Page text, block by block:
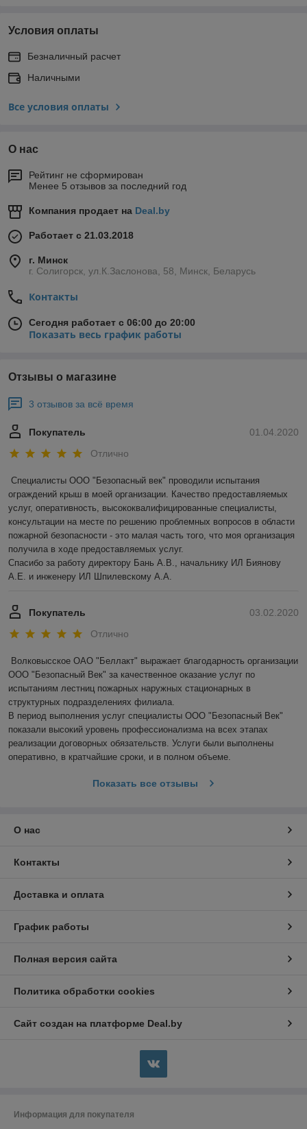
Условия оплаты
Безналичный расчет
Наличными
Все условия оплаты
О нас
Рейтинг не сформирован
Менее 5 отзывов за последний год
Компания продает на Deal.by
Работает с 21.03.2018
г. Минск
г. Солигорск, ул.К.Заслонова, 58, Минск, Беларусь
Контакты
Сегодня работает с 06:00 до 20:00
Показать весь график работы
Отзывы о магазине
3 отзывов за всё время
01.04.2020
Покупатель
Отлично
Специалисты ООО "Безопасный век" проводили испытания
ограждений крыш в моей организации. Качество предоставляемых
услуг, оперативность, высококвалифицированные специалисты,
консультации на месте по решению проблемных вопросов в области
пожарной безопасности - это малая часть того, что моя организация
получила в ходе предоставляемых услуг.
Спасибо за работу директору Бань А.В., начальнику ИЛ Биянову
А.Е. и инженеру ИЛ Шпилевскому А.А.
03.02.2020
Покупатель
Отлично
Волковысское ОАО "Беллакт" выражает благодарность организации
ООО "Безопасный Век" за качественное оказание услуг по
испытаниям лестниц пожарных наружных стационарных в
структурных подразделениях филиала.
В период выполнения услуг специалисты ООО "Безопасный Век"
показали высокий уровень профессионализма на всех этапах
реализации договорных обязательств. Услуги были выполнены
оперативно, в кратчайшие сроки, и в полном объеме.
Показать все отзывы
О нас
Контакты
Доставка и оплата
График работы
Полная версия сайта
Политика обработки cookies
Сайт создан на платформе Deal.by
Информация для покупателя